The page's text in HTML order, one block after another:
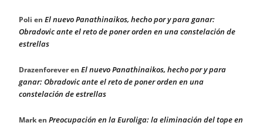
Poli en El nuevo Panathinaikos, hecho por y para ganar:
Obradovic ante el reto de poner orden en una constelación de
estrellas
Drazenforeveren El nuevo Panathinaikos, hecho por y para
ganar: Obradovic ante el reto de poner orden en una
constelación de estrellas
Marken Preocupación en la Euroliga: la eliminación del tope en